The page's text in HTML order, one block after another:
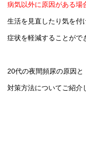
病気以外に原因がある場
生活を見直したり気を付
症状を軽減することがで
20代の夜間頻尿の原因と
対策方法についてご紹介